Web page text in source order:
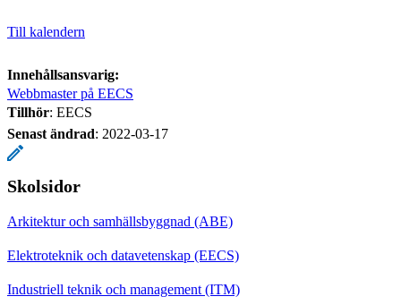
Till kalendern
Innehållsansvarig:
Webbmaster på EECS
Tillhör: EECS
Senast ändrad: 2022-03-17
Skolsidor
Arkitektur och samhällsbyggnad (ABE)
Elektroteknik och datavetenskap (EECS)
Industriell teknik och management (ITM)